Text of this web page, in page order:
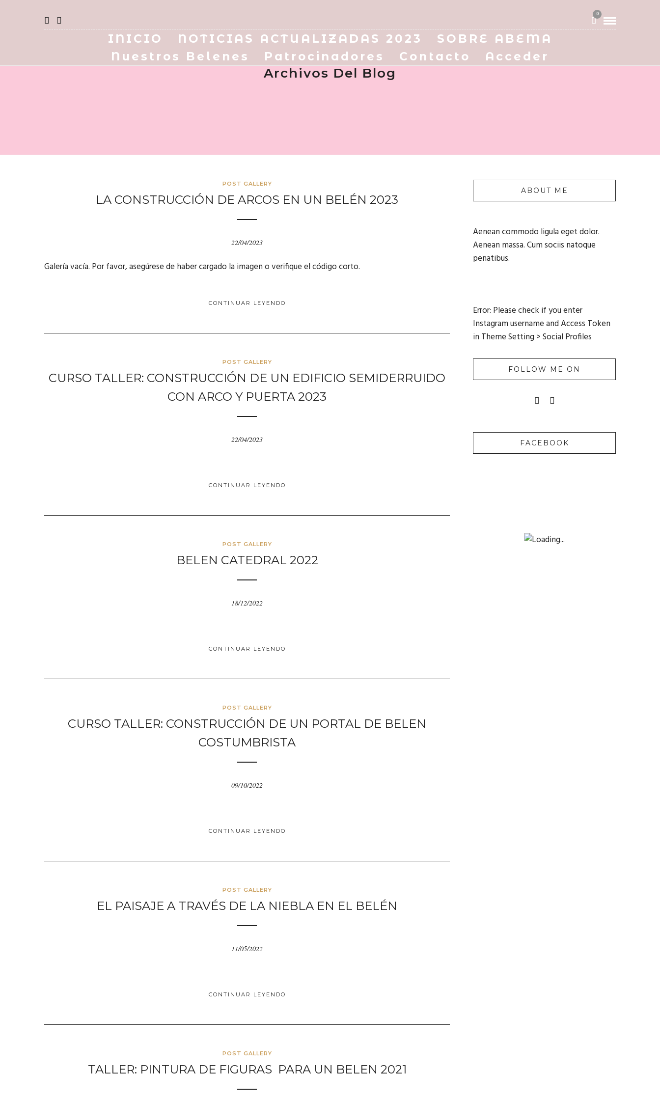
0
INICIO NOTICIAS ACTUALIZADAS 2023
SOBRE ABEMA
Nuestros Belenes
Patrocinadores Contacto Acceder
Archivos Del Blog
POST GALLERY
LA CONSTRUCCIÓN DE ARCOS EN UN BELÉN 2023
22/04/2023
Galería vacía. Por favor, asegúrese de haber cargado la imagen o verifique el código corto.
CONTINUAR LEYENDO
POST GALLERY
CURSO TALLER: CONSTRUCCIÓN DE UN EDIFICIO SEMIDERRUIDO
CON ARCO Y PUERTA 2023
22/04/2023
CONTINUAR LEYENDO
POST GALLERY
BELEN CATEDRAL 2022
18/12/2022
CONTINUAR LEYENDO
POST GALLERY
CURSO TALLER: CONSTRUCCIÓN DE UN PORTAL DE BELEN
COSTUMBRISTA
09/10/2022
CONTINUAR LEYENDO
POST GALLERY
EL PAISAJE A TRAVÉS DE LA NIEBLA EN EL BELÉN
11/05/2022
CONTINUAR LEYENDO
POST GALLERY
TALLER: PINTURA DE FIGURAS PARA UN BELEN 2021
ABOUT ME
Aenean commodo ligula eget dolor.
Aenean massa. Cum sociis natoque
penatibus.
Error: Please check if you enter
Instagram username and Access Token
in Theme Setting > Social Profiles
FOLLOW ME ON
FACEBOOK